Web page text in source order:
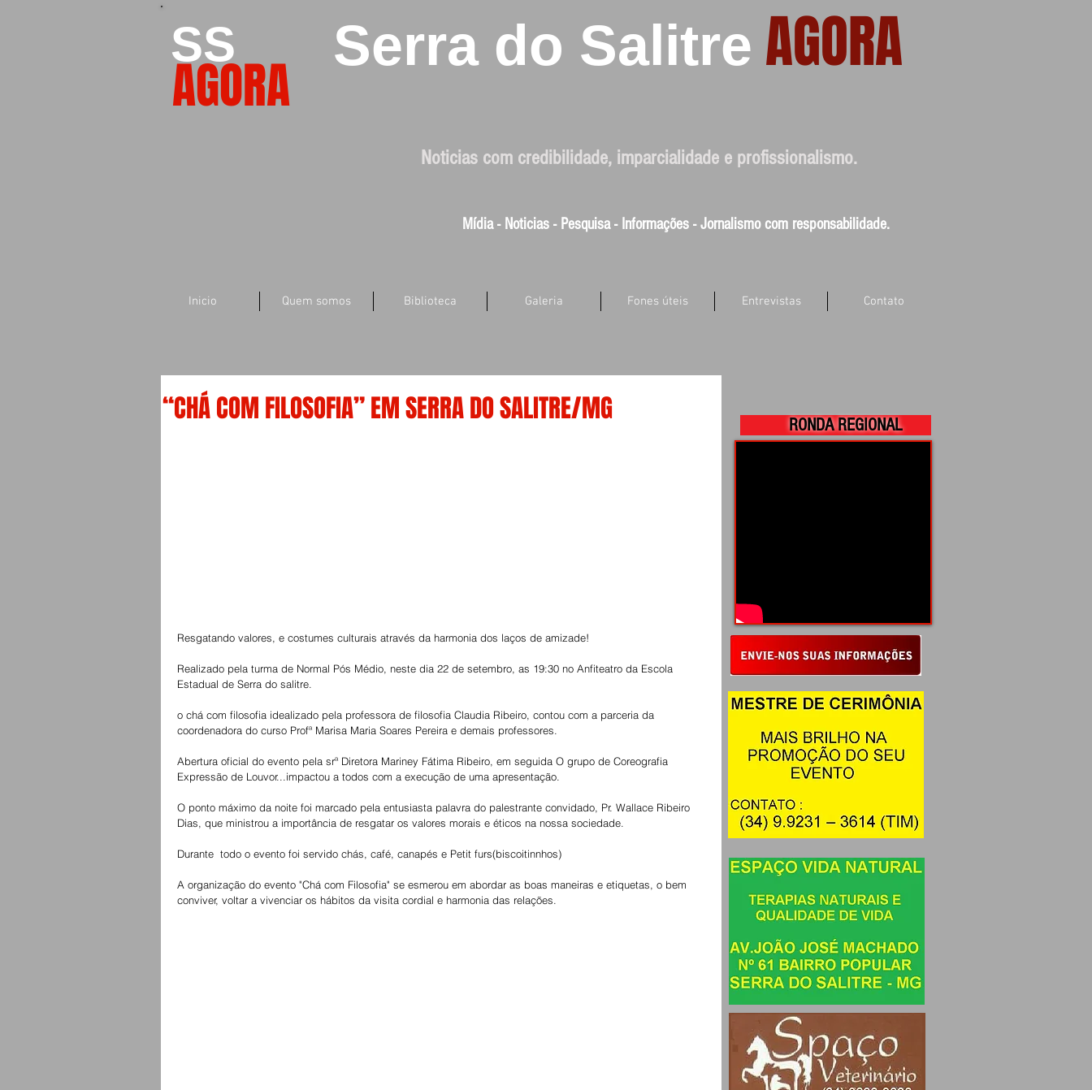
SS
AGORA
Serra do Salitre AGORA
Noticias com credibilidade, imparcialidade e profissionalismo.
Mídia - Noticias - Pesquisa - Informações - Jornalismo com responsabilidade.
Inicio Quem somos Biblioteca Galeria Fones úteis Entrevistas Contato
“CHÁ COM FILOSOFIA” EM SERRA DO SALITRE/MG
Resgatando valores, e costumes culturais através da harmonia dos laços de amizade!
Realizado pela turma de Normal Pós Médio, neste dia 22 de setembro, as 19:30 no Anfiteatro da Escola
Estadual de Serra do salitre.
o chá com filosofia idealizado pela professora de filosofia Claudia Ribeiro, contou com a parceria da
coordenadora do curso Profª Marisa Maria Soares Pereira e demais professores.
Abertura oficial do evento pela srª Diretora Mariney Fátima Ribeiro, em seguida O grupo de Coreografia
Expressão de Louvor...impactou a todos com a execução de uma apresentação.
O ponto máximo da noite foi marcado pela entusiasta palavra do palestrante convidado, Pr. Wallace Ribeiro
Dias, que ministrou a importância de resgatar os valores morais e éticos na nossa sociedade.
Durante  todo o evento foi servido chás, café, canapés e Petit furs(biscoitinnhos)
A organização do evento "Chá com Filosofia" se esmerou em abordar as boas maneiras e etiquetas, o bem
conviver, voltar a vivenciar os hábitos da visita cordial e harmonia das relações.
RONDA REGIONAL